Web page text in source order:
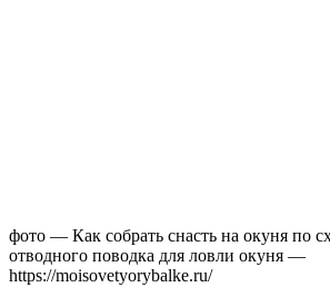
фото — Как собрать снасть на окуня по
отводного поводка для ловли окуня —
https://moisovetyorybalke.ru/